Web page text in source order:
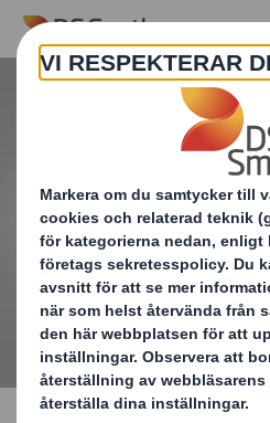
Skip to main content